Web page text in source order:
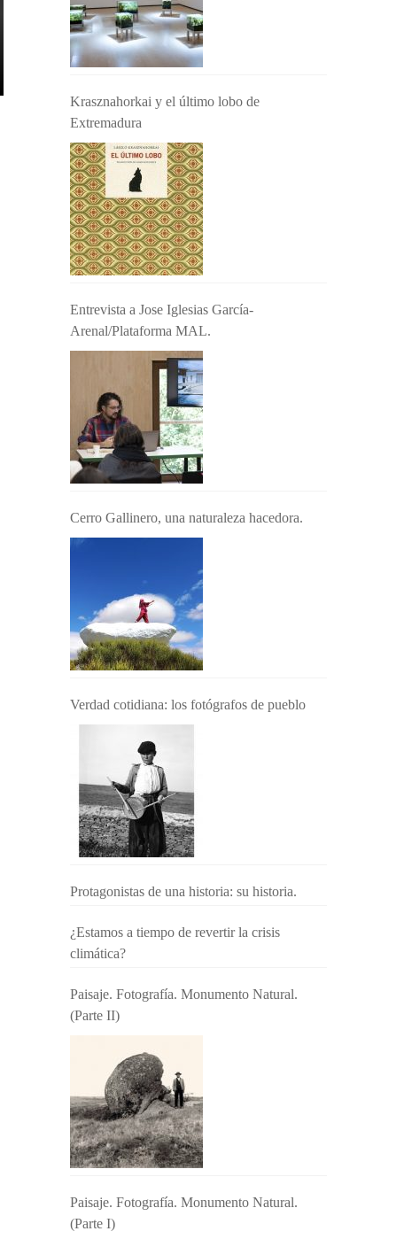
Krasznahorkai y el último lobo de
Extremadura
Entrevista a Jose Iglesias García-
Arenal/Plataforma MAL.
Cerro Gallinero, una naturaleza hacedora.
Verdad cotidiana: los fotógrafos de pueblo
Protagonistas de una historia: su historia.
¿Estamos a tiempo de revertir la crisis
climática?
Paisaje. Fotografía. Monumento Natural.
(Parte II)
Paisaje. Fotografía. Monumento Natural.
(Parte I)